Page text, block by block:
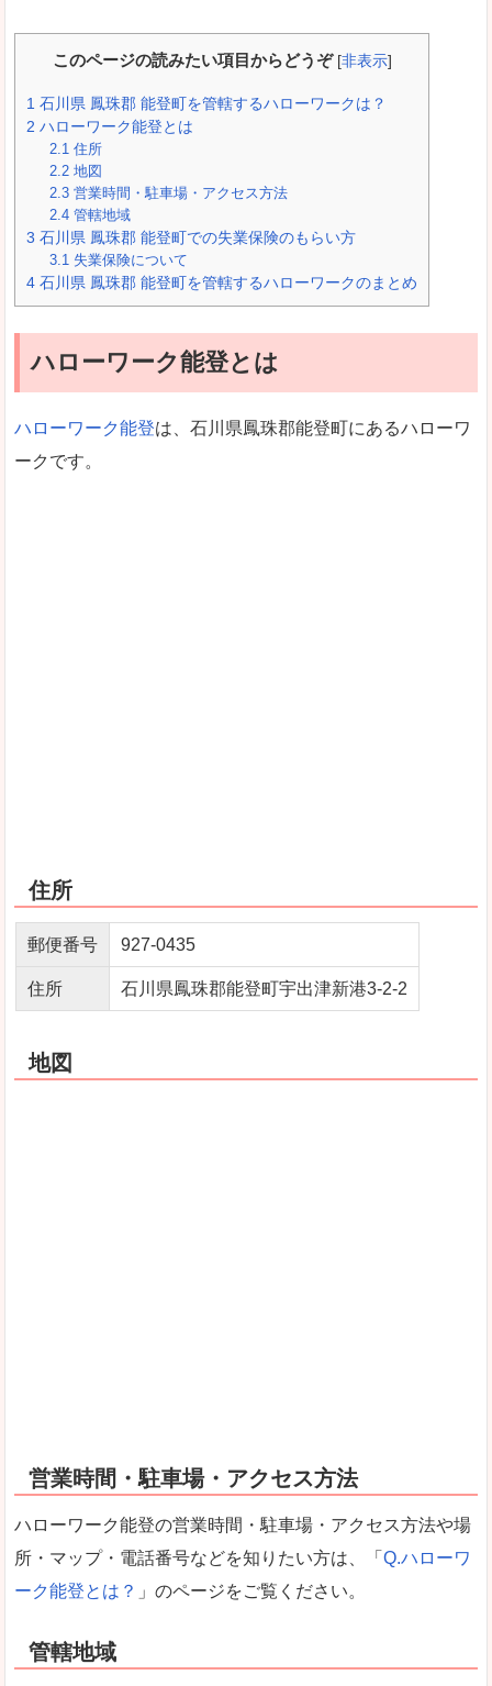
このページの読みたい項目からどうぞ [非表示]
1 石川県 鳳珠郡 能登町を管轄するハローワークは？
2 ハローワーク能登とは
2.1 住所
2.2 地図
2.3 営業時間・駐車場・アクセス方法
2.4 管轄地域
3 石川県 鳳珠郡 能登町での失業保険のもらい方
3.1 失業保険について
4 石川県 鳳珠郡 能登町を管轄するハローワークのまとめ
ハローワーク能登とは
ハローワーク能登は、石川県鳳珠郡能登町にあるハローワ
ークです。
住所
郵便番号 927‐0435
住所 石川県鳳珠郡能登町宇出津新港3‐2‐2
地図
営業時間・駐車場・アクセス方法
ハローワーク能登の営業時間・駐車場・アクセス方法や場
所・マップ・電話番号などを知りたい方は、「 Q.ハローワ
ーク能登とは？ 」のページをご覧ください。
管轄地域